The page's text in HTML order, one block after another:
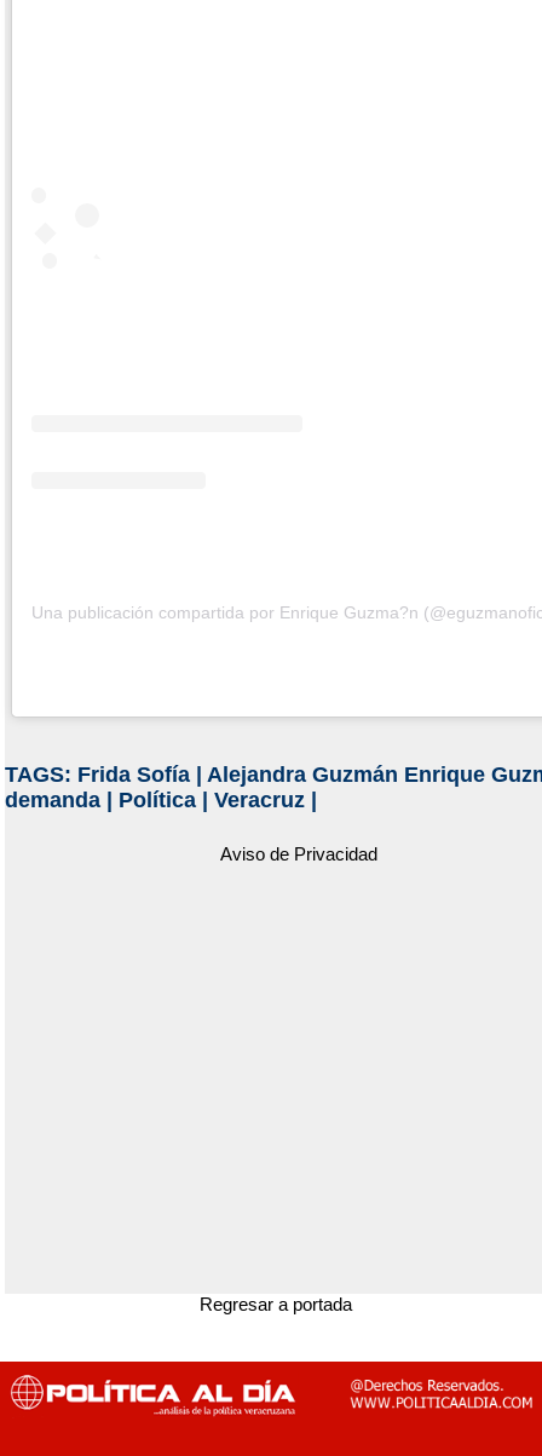
Una publicación compartida por Enrique Guzma?n
TAGS: Frida Sofía| Alejandra Guzmán Enrique
demanda| Política| Veracruz|
Aviso de Privacidad
Regresar a portada